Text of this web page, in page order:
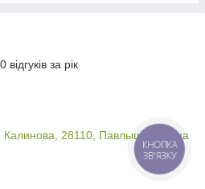
за рік
Калинова, 28110, Павлыш, Україна
КНОПКА
ЗВ'ЯЗКУ